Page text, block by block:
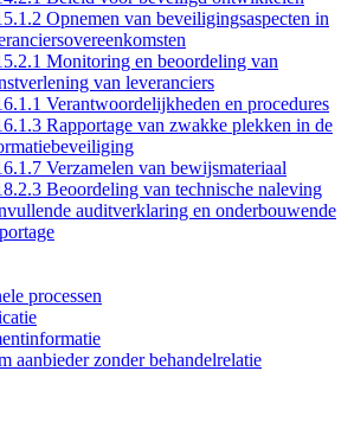
Opnemen van beveiligingsaspecten in
Monitoring en beoordeling van
van leveranciers
Verantwoordelijkheden en procedures
Rapportage van zwakke plekken in de
Verzamelen van bewijsmateriaal
Beoordeling van technische naleving
auditverklaring en onderbouwende
processen
aanbieder zonder behandelrelatie